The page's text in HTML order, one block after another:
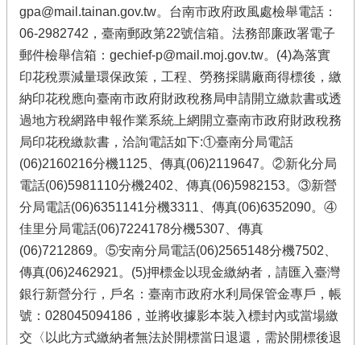
gpa@mail.tainan.gov.tw。台南市政府政風處檢舉電話：
06-2982742，臺南郵政第22號信箱。法務部廉政署電子
郵件檢舉信箱：gechief-p@mail.moj.gov.tw。(4)為落實
印花稅票減量環保政策，工程、勞務採購廠商得標後，繳
納印花稅應向臺南市政府財政稅務局申請開立繳款書或透
過地方稅網路申報作業系統上網開立臺南市政府財政稅務
局印花稅繳款書，洽詢電話如下:①臺南分局電話
(06)2160216分機1125、傳真(06)2119647。②新化分局
電話(06)5981110分機2402、傳真(06)5982153。③新營
分局電話(06)6351141分機3311、傳真(06)6352090。④
佳里分局電話(06)7224178分機5307、傳真
(06)7212869。⑤安南分局電話(06)2565148分機7502、
傳真(06)2462921。(5)押標金以現金繳納者，請匯入臺灣
銀行新營分行，戶名：臺南市政府水利局保管金專戶，帳
號：028045094186，並將收據影本裝入標封內或當場繳
交〈以此方式繳納者無法於開標當日退還，需於開標後退